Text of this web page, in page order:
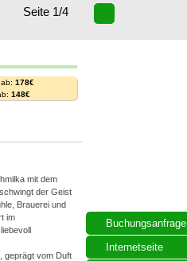
Seite 1/4
Buchungsanfrage
Internetseite
178€
148€
mit dem
der Geist
Brauerei und
im
geprägt vom Duft